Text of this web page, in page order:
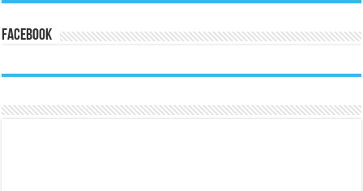
Facebook